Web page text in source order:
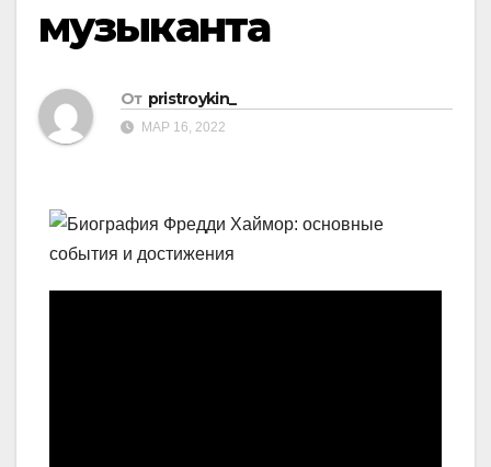
музыканта
От pristroykin_
МАР 16, 2022